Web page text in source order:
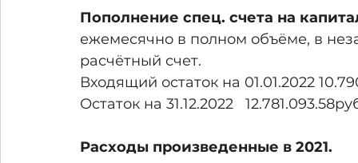
Пополнение спец. счета на
ежемесячно в полном объёме, в
расчётный счет.
Входящий остаток на 01.01.2022
Остаток на 31.12.2022
Расходы произведенные в 2021.